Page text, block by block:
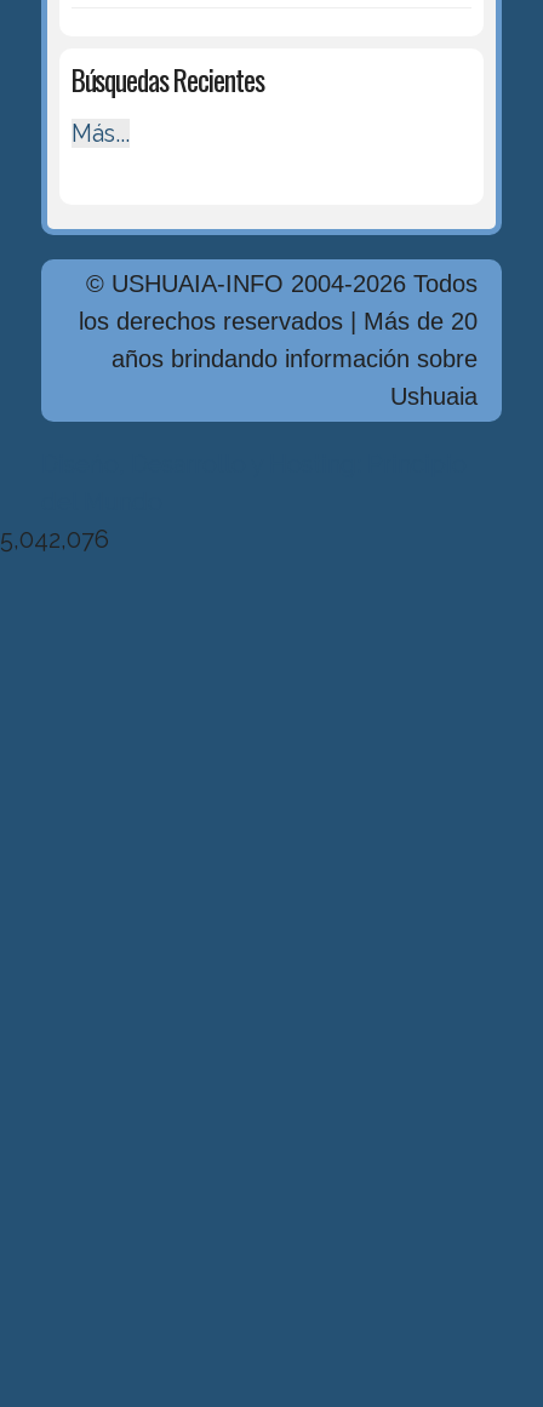
Búsquedas Recientes
Más...
© USHUAIA-INFO 2004-2026 Todos
los derechos reservados | Más de 20
años brindando información sobre
Ushuaia
5,042,076